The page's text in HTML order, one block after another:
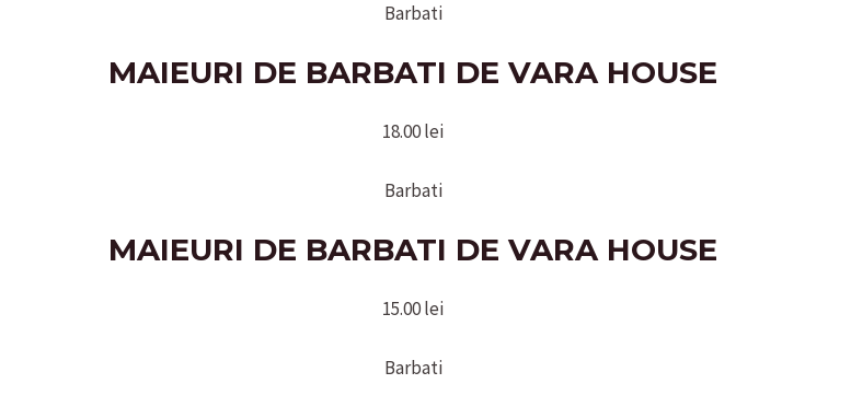
Barbati
MAIEURI DE BARBATI DE VARA HOUSE
18.00lei
Barbati
MAIEURI DE BARBATI DE VARA HOUSE
15.00lei
Barbati